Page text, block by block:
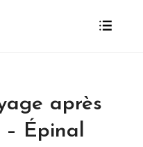
après
– Épinal